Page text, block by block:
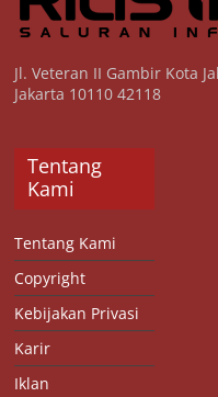
Jl. Veteran II Gambir Kota
Jakarta 10110 42118
Tentang
Kami
Tentang Kami
Copyright
Kebijakan Privasi
Karir
Iklan